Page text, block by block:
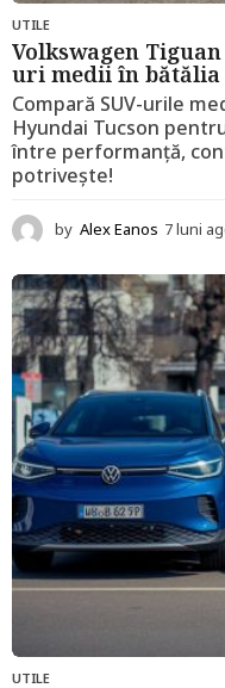
UTILE
Volkswagen
uri medii în
Compară SUV-urile
Hyundai Tucson
între performanță,
potrivește!
by Alex Eanos 7 luni
UTILE